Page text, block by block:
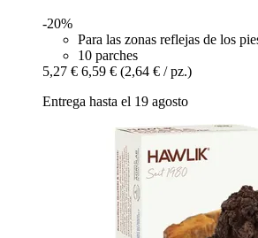
-20%
Para las zonas reflejas de los
10 parches
5,27 € 6,59 € (2,64 € / pz.)
Entrega hasta el 19 agosto